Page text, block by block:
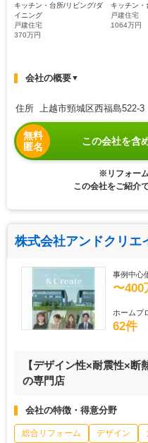
キッチン・台所/リビング/ダ
イニング
戸建住宅
370万円
キッチン
戸建住宅
1064万円
会社の概要▼
住所 上越市頸城区西福島522-3
無料
匿名
この会社を含
※リフォー
この会社をご紹介
株式会社アンドクリエ
事例中心
〜400
ホームプ
62件
【デザイン性×耐震性×
の専門店
会社の特徴・得意分野
総合リフォーム デザイン